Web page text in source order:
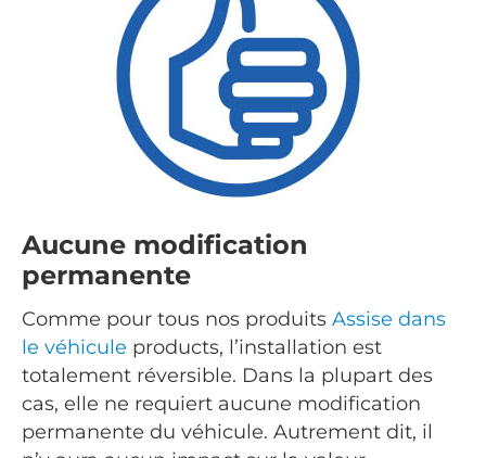
Aucune modification
permanente
Comme pour tous nos produits Assise dans
le véhicule products, l’installation est
totalement réversible. Dans la plupart des
cas, elle ne requiert aucune modification
permanente du véhicule. Autrement dit, il